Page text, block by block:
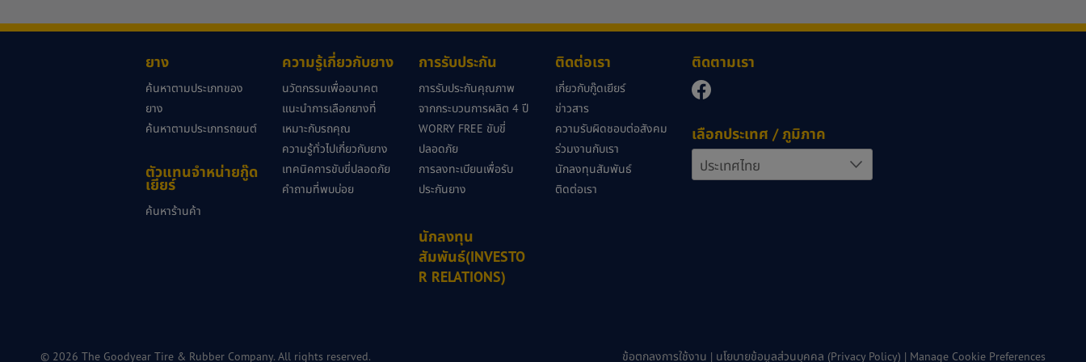
ยาง
ค้นหาตามประเภทของ
ยาง
ค้นหาตามประเภทรถยนต์
ตัวแทนจำหน่ายกู๊ด
เยียร์
ค้นหาร้านค้า
ความรู้เกี่ยวกับยาง
นวัตกรรมเพื่ออนาคต
แนะนำการเลือกยางที่
เหมาะกับรถคุณ
ความรู้ทั่วไปเกี่ยวกับยาง
เทคนิคการขับขี่ปลอดภัย
คำถามที่พบบ่อย
การรับประกัน
การรับประกันคุณภาพ
จากกระบวนการผลิต 4 ปี
WORRY FREE ขับขี่
ปลอดภัย
การลงทะเบียนเพื่อรับ
ประกันยาง
นักลงทุน
สัมพันธ์(INVESTO
R RELATIONS)
ติดต่อเรา
เกี่ยวกับกู๊ดเยียร์
ข่าวสาร
ความรับผิดชอบต่อสังคม
ร่วมงานกับเรา
นักลงทุนสัมพันธ์
ติดต่อเรา
ติดตามเรา
เลือกประเทศ / ภูมิภาค
© 2026 The Goodyear Tire & Rubber Company. All rights reserved. ข้อตกลงการใช้งาน | นโยบายข้อมูลส่วนบุคคล (Privacy Policy) | Manage Cookie Preferences